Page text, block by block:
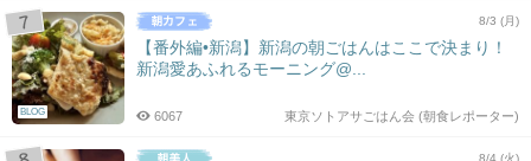
BLOG
8/3 (月)
【番外編•新潟】新潟の朝ごはんはここで決まり！
新潟愛あふれるモーニング@...
東京ソトアサごはん会 (朝食レポーター)
6067
8/4 (火)